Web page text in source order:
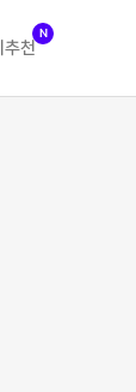
추천
N